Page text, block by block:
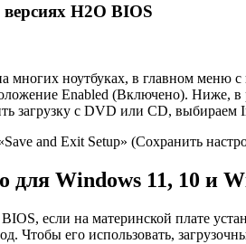
H2O BIOS
многих ноутбуках, в главном
Enabled (Включено). Ниже,
загрузку с DVD или CD,
and Exit Setup» (Сохранить
для Windows 11, 10 и
если на материнской плате
Чтобы его использовать,